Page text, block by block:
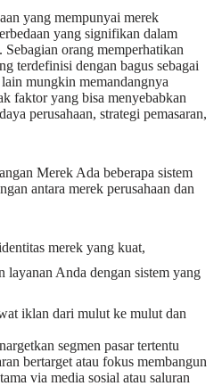
yang mempunyai merek
yang signifikan dalam
Sebagian orang memperhatikan
terdefinisi dengan bagus sebagai
mungkin memandangnya
faktor yang bisa menyebabkan
perusahaan, strategi pemasaran,
Merek Ada beberapa sistem
antara merek perusahaan dan
merek yang kuat,
layanan Anda dengan sistem yang
iklan dari mulut ke mulut dan
segmen pasar tertentu
bertarget atau fokus membangun
via media sosial atau saluran